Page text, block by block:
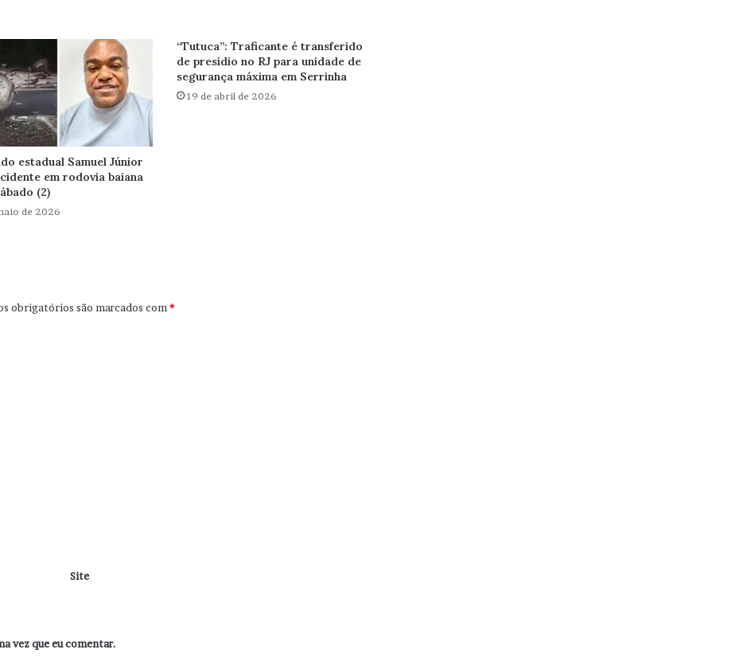
estadual Samuel Júnior
em rodovia baiana
(2)
de 2026
“Tutuca”: Traficante é transferido
de presídio no RJ para unidade de
segurança máxima em Serrinha
19 de abril de 2026
obrigatórios são marcados com*
Site
vez que eu comentar.